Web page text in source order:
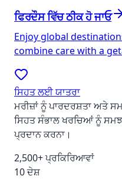
ਫਿਰਦੌਸ ਵਿੱਚ ਠੀਕ ਹੋ ਜਾਓ
Enjoy global
combine care with a
ਸਿਹਤ ਲਈ ਯਾਤਰਾ
ਮਰੀਜ਼ਾਂ ਨੂੰ ਪਾਰਦਰਸ਼ਤਾ ਅਤੇ
ਸਿਹਤ ਸੰਭਾਲ ਖਰਚਿਆਂ ਨੂੰ
ਪ੍ਰਦਾਨ ਕਰਨਾ।
2,500+ ਪ੍ਰਕਿਰਿਆਵਾਂ
10 ਦੇਸ਼